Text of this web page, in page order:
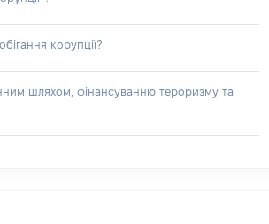
корупції?
шляхом, фінансуванню тероризму та